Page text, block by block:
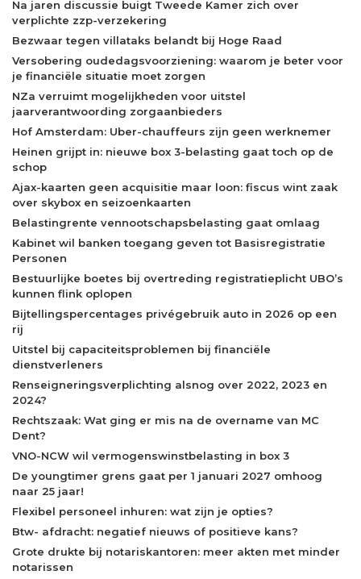
Na jaren discussie buigt Tweede Kamer zich over
verplichte zzp-verzekering
Bezwaar tegen villataks belandt bij Hoge Raad
Versobering oudedagsvoorziening: waarom je beter voor
je financiële situatie moet zorgen
NZa verruimt mogelijkheden voor uitstel
jaarverantwoording zorgaanbieders
Hof Amsterdam: Uber-chauffeurs zijn geen werknemer
Heinen grijpt in: nieuwe box 3-belasting gaat toch op de
schop
Ajax-kaarten geen acquisitie maar loon: fiscus wint zaak
over skybox en seizoenkaarten
Belastingrente vennootschapsbelasting gaat omlaag
Kabinet wil banken toegang geven tot Basisregistratie
Personen
Bestuurlijke boetes bij overtreding registratieplicht UBO’s
kunnen flink oplopen
Bijtellingspercentages privégebruik auto in 2026 op een
rij
Uitstel bij capaciteitsproblemen bij financiële
dienstverleners
Renseigneringsverplichting alsnog over 2022, 2023 en
2024?
Rechtszaak: Wat ging er mis na de overname van MC
Dent?
VNO-NCW wil vermogenswinstbelasting in box 3
De youngtimer grens gaat per 1 januari 2027 omhoog
naar 25 jaar!
Flexibel personeel inhuren: wat zijn je opties?
Btw- afdracht: negatief nieuws of positieve kans?
Grote drukte bij notariskantoren: meer akten met minder
notarissen